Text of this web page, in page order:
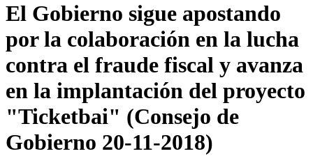
El Gobierno sigue apostando
por la colaboración en la lucha
contra el fraude fiscal y avanza
en la implantación del proyecto
"Ticketbai" (Consejo de
Gobierno 20-11-2018)